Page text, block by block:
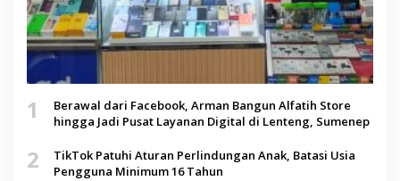
1
Berawal dari Facebook, Arman Bangun Alfatih Store
hingga Jadi Pusat Layanan Digital di Lenteng, Sumenep
2
TikTok Patuhi Aturan Perlindungan Anak, Batasi Usia
Pengguna Minimum 16 Tahun